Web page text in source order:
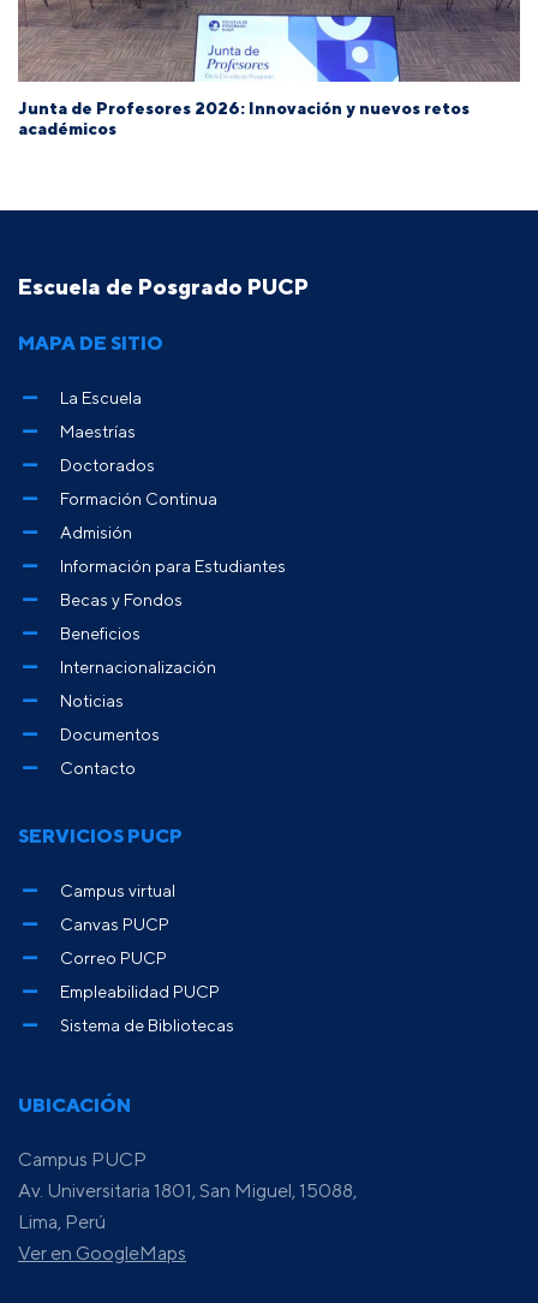
Junta de Profesores 2026: Innovación y nuevos retos
académicos
Escuela de Posgrado PUCP
UBICACIÓN
Campus PUCP
Av. Universitaria 1801, San Miguel, 15088,
Lima, Perú
Ver en GoogleMaps
MAPA DE SITIO
La Escuela
Maestrías
Doctorados
Formación Continua
Admisión
Información para Estudiantes
Becas y Fondos
Beneficios
Internacionalización
Noticias
Documentos
Contacto
SERVICIOS PUCP
Campus virtual
Canvas PUCP
Correo PUCP
Empleabilidad PUCP
Sistema de Bibliotecas